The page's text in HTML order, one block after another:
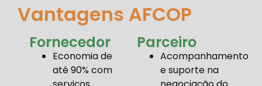
Vantagens AFCOP
Fornecedor
Economia de
até 90% com
Parceiro
Acompanhamento
e suporte na